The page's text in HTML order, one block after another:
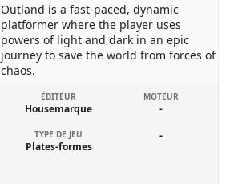
Outland is a fast-paced, dynamic
platformer where the player uses
powers of light and dark in an epic
journey to save the world from forces of
chaos.
ÉDITEUR
Housemarque
MOTEUR
-
TYPE DE JEU
Plates-formes
-